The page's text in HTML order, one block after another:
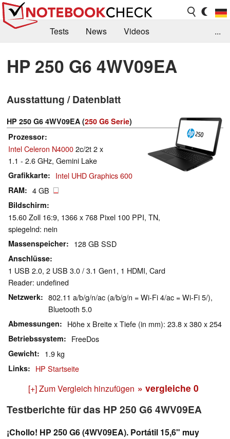
Tests News
Videos
Kaufberatung
Deals Suche
Jobs
Forum
...
HP 250 G6 4WV09EA
Ausstattung / Datenblatt
HP 250 G6 4WV09EA (250 G6 Serie)
Prozessor
Intel Celeron N40002c/2t 2 x
1.1 - 2.6 GHz, Gemini Lake
Grafikkarte Intel UHD Graphics 600
RAM 4 GB
Bildschirm
15.60 Zoll 16:9, 1366 x 768 Pixel 100 PPI, TN,
spiegelnd: nein
Massenspeicher 128 GB SSD
Anschlüsse
1 USB 2.0, 2 USB 3.0 / 3.1 Gen1, 1 HDMI, Card
Reader: undefined
Netzwerk
802.11 a/b/g/n/ac (a/b/g/n = Wi-Fi 4/ac = Wi-Fi 5/),
Bluetooth 5.0
Abmessungen Höhe x Breite x Tiefe (in mm): 23.8 x 380 x 254
Betriebssystem FreeDos
Gewicht 1.9 kg
Links HP Startseite
[+] Zum Vergleich hinzufügen » vergleiche 0
Testberichte für das HP 250 G6 4WV09EA
¡Chollo! HP 250 G6 (4WV09EA). Portátil 15,6" muy